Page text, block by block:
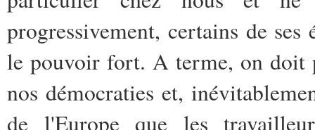
progressivement, certains de
le pouvoir fort. A terme, on doit
nos démocraties et,
de l'Europe que les